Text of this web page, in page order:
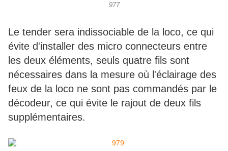
977
Le tender sera indissociable de la loco, ce qui
évite d'installer des micro connecteurs entre
les deux éléments, seuls quatre fils sont
nécessaires dans la mesure où l'éclairage des
feux de la loco ne sont pas commandés par le
décodeur, ce qui évite le rajout de deux fils
supplémentaires.